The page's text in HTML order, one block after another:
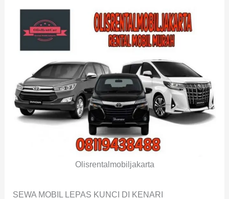
Olisrentalmobiljakarta
SEWA MOBIL LEPAS KUNCI DI KENARI